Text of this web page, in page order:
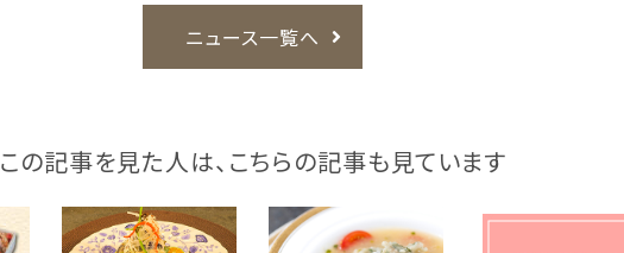
ニュース一覧へ
この記事を見た人は、 こちらの記事も見ています